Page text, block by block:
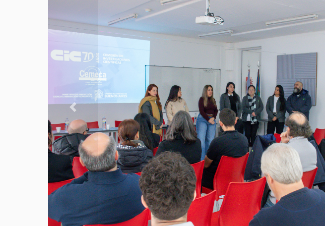
Previous